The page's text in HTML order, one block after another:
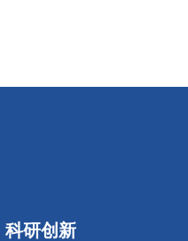
科研创新